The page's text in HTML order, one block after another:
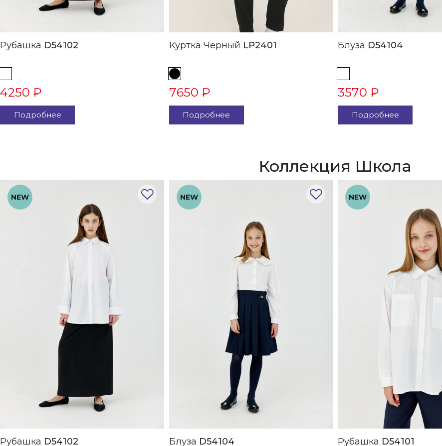
Рубашка D54102
4250 ₽
Подробнее
Куртка Черный LP2401
7650 ₽
Подробнее
Блуза D54104
3570 ₽
Подробнее
Коллекция Школа
NEW
Рубашка D54102
NEW
Блуза D54104
NEW
Рубашка D54101